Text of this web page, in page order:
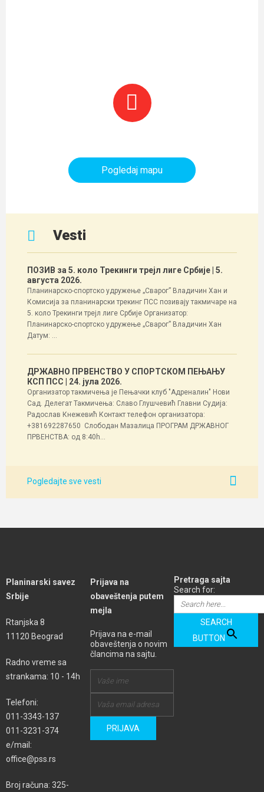
Pogledaj mapu
Vesti
ПОЗИВ за 5. коло Трекинги трејл лиге Србије | 5.
августа 2026.
Планинарско-спортско удружење „Сварог” Владичин Хан и
Комисија за планинарски трекинг ПСС позивају такмичаре на
5. коло Трекинги трејл лиге Србије Организатор:
Планинарско-спортско удружење „Сварог” Владичин Хан
Датум: ...
ДРЖАВНО ПРВЕНСТВО У СПОРТСКОМ ПЕЊАЊУ
КСП ПСС
| 24. јула 2026.
Организатор такмичења је Пењачки клуб "Адреналин" Нови
Сад. Делегат Такмичења: Славо Глушчевић Главни Судија:
Радослав Кнежевић Контакт телефон организатора:
+381692287650 Слободан Мазалица ПРОГРАМ ДРЖАВНОГ
ПРВЕНСТВА: од 8:40h...
Pogledajte sve vesti
Planinarski savez
Srbije
Rtanjska 8
11120 Beograd
Radno vreme sa
strankama: 10 - 14h
Telefoni:
011-3343-137
011-3231-374
e/mail:
office@pss.rs
Broj računa: 325-
Prijava na
obaveštenja putem
mejla
Prijava na e-mail
obaveštenja o novim
člancima na sajtu.
Pretraga sajta
Search for:
SEARCH
BUTTON